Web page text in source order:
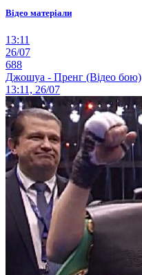
Відео матеріали
13:11
26/07
688
Джошуа - Пренг (Відео бою)
13:11, 26/07